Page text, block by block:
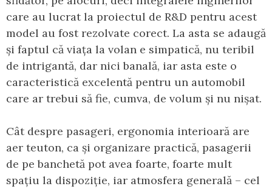
care au lucrat la proiectul de R&D pentru acest
model au fost rezolvate corect. La asta se adaugă
și faptul că viața la volan e simpatică, nu teribil
de intrigantă, dar nici banală, iar asta este o
caracteristică excelentă pentru un automobil
care ar trebui să fie, cumva, de volum și nu nișat.
Cât despre pasageri, ergonomia interioară are
aer teuton, ca și organizare practică, pasagerii
de pe banchetă pot avea foarte, foarte mult
spațiu la dispoziție, iar atmosfera generală – cel